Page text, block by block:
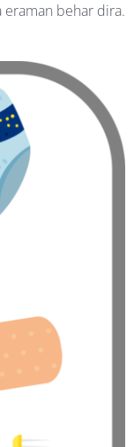
eraman behar dira.